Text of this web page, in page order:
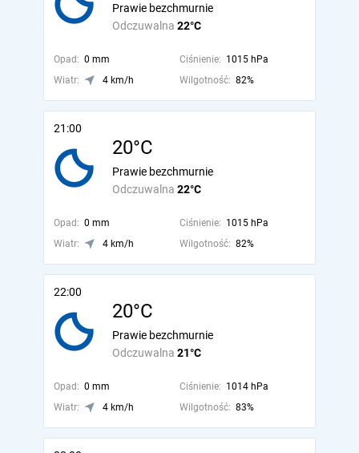
Odczuwalna 22°C
Prawie bezchmurnie
Opad: 0 mm Ciśnienie: 1015 hPa
Wiatr:
4 km/h Wilgotność: 82%
21:00
20°C
Odczuwalna 22°C
Prawie bezchmurnie
Opad: 0 mm Ciśnienie: 1015 hPa
Wiatr:
4 km/h Wilgotność: 82%
22:00
20°C
Odczuwalna 21°C
Prawie bezchmurnie
Opad: 0 mm Ciśnienie: 1014 hPa
Wiatr:
4 km/h Wilgotność: 83%